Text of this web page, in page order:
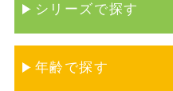
シリーズで探す
年齢で探す